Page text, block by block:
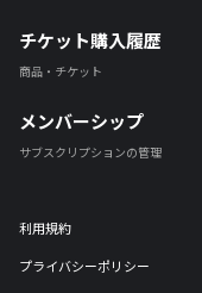
チケット購入履歴
商品・チケット
メンバーシップ
サブスクリプションの管理
利用規約
プライバシーポリシー